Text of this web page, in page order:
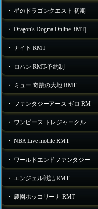
・ 星のドラゴンクエスト 初期
・ Dragon's Dogma Online RMT|
・ ナイト RMT
・ ロハン RMT-予約制
・ ミュー 奇蹟の大地 RMT
・ ファンタジーアース ゼロ RM
・ ワンピース トレジャークル
・ NBA Live mobile RMT
・ ワールドエンドファンタジー
・ エンジェル戦記 RMT
・ 農園ホッコリーナ RMT